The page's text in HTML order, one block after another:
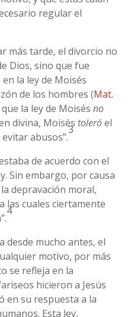
regular el
más tarde, el divorcio no
Dios, sino que fue
la ley de Moisés
de los hombres (Mat.
la ley de Moisésno
divina, Moisés toleróel
abusos”.
3
de acuerdo con el
Sin embargo, por causa
depravación moral,
las cuales ciertamente
4
desde mucho antes, el
motivo, por más
se refleja en la
hicieron a Jesús
en su respuesta a la
Esta ley,